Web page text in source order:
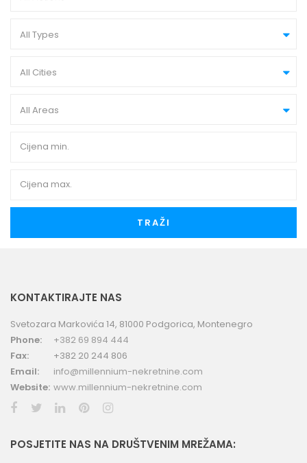
All Types
All Cities
All Areas
TRAŽI
KONTAKTIRAJTE NAS
Svetozara Markovića 14, 81000 Podgorica, Montenegro
Phone:
+382 69 894 444
Fax:
+382 20 244 806
Email:
info@millennium-nekretnine.com
Website: www.millennium-nekretnine.com
POSJETITE NAS NA DRUŠTVENIM MREŽAMA: